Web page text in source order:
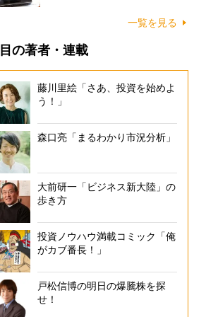
一覧を見る
の著者・連載
藤川里絵「さあ、投資を始めよ
う！」
森口亮「まるわかり市況分析」
大前研一「ビジネス新大陸」の
歩き方
投資ノウハウ満載コミック「俺
がカブ番長！」
戸松信博の明日の爆騰株を探
せ！